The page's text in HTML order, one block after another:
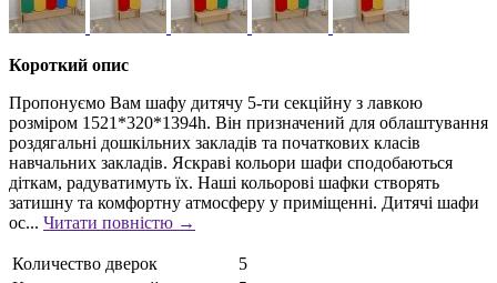
Короткий опис
Пропонуємо Вам шафу дитячу 5-ти секційну з лавкою
розміром 1521*320*1394h. Він призначений для облаштування
роздягальні дошкільних закладів та початкових класів
навчальних закладів. Яскраві кольори шафи сподобаються
діткам, радуватимуть їх. Наші кольорові шафки створять
затишну та комфортну атмосферу у приміщенні. Дитячі шафи
ос... Читати повністю →
Количество дверок
5